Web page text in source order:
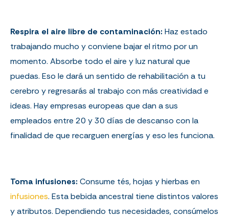
Respira el aire libre de contaminación: Haz estado
trabajando mucho y conviene bajar el ritmo por un
momento. Absorbe todo el aire y luz natural que
puedas. Eso le dará un sentido de rehabilitación a tu
cerebro y regresarás al trabajo con más creatividad e
ideas. Hay empresas europeas que dan a sus
empleados entre 20 y 30 días de descanso con la
finalidad de que recarguen energías y eso les funciona.
Toma infusiones: Consume tés, hojas y hierbas en
infusiones. Esta bebida ancestral tiene distintos valores
y atributos. Dependiendo tus necesidades, consúmelos